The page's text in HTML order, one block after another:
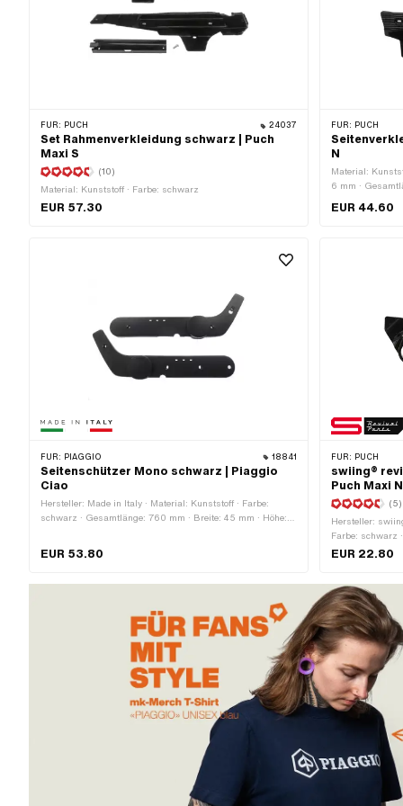
FÜR: PUCH 24037
Set Rahmenverkleidung schwarz | Puch
Maxi S
(10)
Material: Kunststoff · Farbe: schwarz
EUR 57.30
FÜR: PUCH
N
Material:
6 mm ·
EUR 44.60
FÜR: PIAGGIO 18841
Seitenschützer Mono schwarz | Piaggio
Ciao
Hersteller: Made in Italy · Material: Kunststoff · Farbe:
schwarz · Gesamtlänge: 760 mm · Breite: 45 mm · Höhe:
EUR 53.80
FÜR: PUCH
swiing®
Puch Maxi N
(5)
Hersteller:
Farbe: schwarz
Befestigungsart:
EUR 22.80